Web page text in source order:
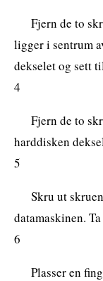
Fjern de to
ligger i sentrum
dekselet og sett
4
Fjern de to
harddisken
5
Skru ut
datamaskinen.
6
Plasser en